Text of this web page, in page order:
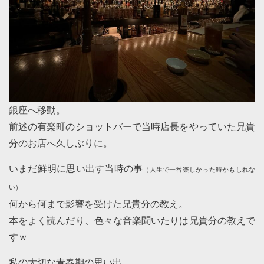
銀座へ移動。
前述の有楽町のショットバーで当時店長をやっていた兄貴
分のお店へ久しぶりに。
いまだ鮮明に思い出す当時の事 （人生で一番楽しかった時かもしれな
い）
何から何まで影響を受けた兄貴分の教え。
本をよく読んだり、色々な音楽聞いたりは兄貴分の教えで
すｗ